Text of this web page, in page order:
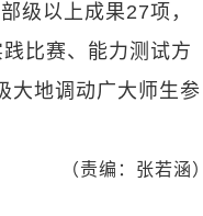
级以上成果27项，
比赛、能力测试方
大地调动广大师生参
（责编：张若涵）